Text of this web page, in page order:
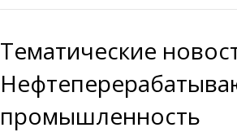
Тематические
промышленность